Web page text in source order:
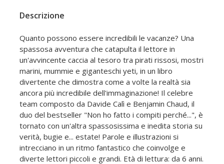
Descrizione
Quanto possono essere incredibili le vacanze? Una
spassosa avventura che catapulta il lettore in
un'avvincente caccia al tesoro tra pirati rissosi, mostri
marini, mummie e giganteschi yeti, in un libro
divertente che dimostra come a volte la realtà sia
ancora più incredibile dell'immaginazione! Il celebre
team composto da Davide Calì e Benjamin Chaud, il
duo del bestseller "Non ho fatto i compiti perché...", è
tornato con un'altra spassosissima e inedita storia su
verità, bugie e... estate! Parole e illustrazioni si
intrecciano in un ritmo fantastico che coinvolge e
diverte lettori piccoli e grandi. Età di lettura: da 6 anni.